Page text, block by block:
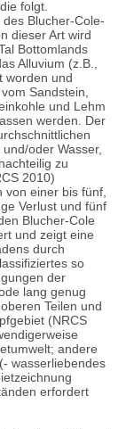
folgt.
Blucher-Cole-
dieser Art wird
Bottomlands
Alluvium (z.B.,
worden und
Sandstein,
und Lehm
werden. Der
oder Wasser,
zu
2010)
von einer bis fünf,
Verlust und fünf
Blucher-Cole
und zeigt eine
durch
so
der
lang genug
Teilen und
(NRCS
andere
wasserliebendes
erfordert